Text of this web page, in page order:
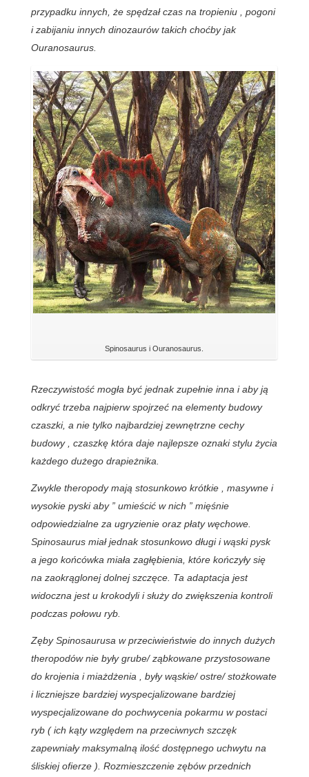
przypadku innych, że spędzał czas na tropieniu , pogoni
i zabijaniu innych dinozaurów takich choćby jak
Ouranosaurus.
Spinosaurus i Ouranosaurus.
Rzeczywistość mogła być jednak zupełnie inna i aby ją
odkryć trzeba najpierw spojrzeć na elementy budowy
czaszki, a nie tylko najbardziej zewnętrzne cechy
budowy , czaszkę która daje najlepsze oznaki stylu życia
każdego dużego drapieżnika.
Zwykle theropody mają stosunkowo krótkie , masywne i
wysokie pyski aby ” umieścić w nich ” mięśnie
odpowiedzialne za ugryzienie oraz płaty węchowe.
Spinosaurus miał jednak stosunkowo długi i wąski pysk
a jego końcówka miała zagłębienia, które kończyły się
na zaokrąglonej dolnej szczęce. Ta adaptacja jest
widoczna jest u krokodyli i służy do zwiększenia kontroli
podczas połowu ryb.
Zęby Spinosaurusa w przeciwieństwie do innych dużych
theropodów nie były grube/ ząbkowane przystosowane
do krojenia i miażdżenia , były wąskie/ ostre/ stożkowate
i liczniejsze bardziej wyspecjalizowane bardziej
wyspecjalizowane do pochwycenia pokarmu w postaci
ryb ( ich kąty względem na przeciwnych szczęk
zapewniały maksymalną ilość dostępnego uchwytu na
śliskiej ofierze ). Rozmieszczenie zębów przednich